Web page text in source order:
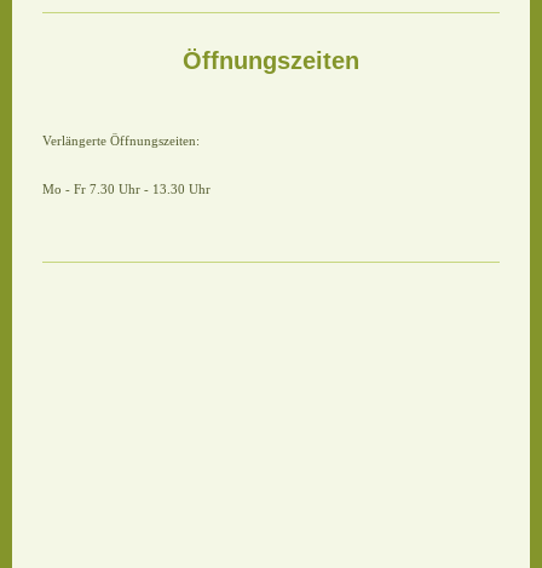
Öffnungszeiten
Verlängerte Öffnungszeiten:
Mo - Fr 7.30 Uhr - 13.30 Uhr